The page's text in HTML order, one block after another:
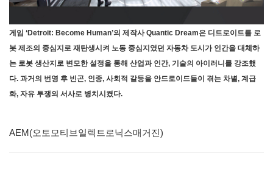
게임 ‘Detroit: Become Human’의 제작사 Quantic Dream은 디트로이트를 로
봇 제조의 중심지로 재탄생시켜 노동 중심지였던 자동차 도시가 인간을 대체하
는 로봇 생산지로 변모한 설정을 통해 산업과 인간, 기술의 아이러니를 강조했
다. 과거의 번영 후 빈곤, 인종, 사회적 갈등을 안드로이드들이 겪는 차별, 계급
화, 자유 투쟁의 서사로 병치시켰다.
AEM(오토모티브일렉트로닉스매거진)